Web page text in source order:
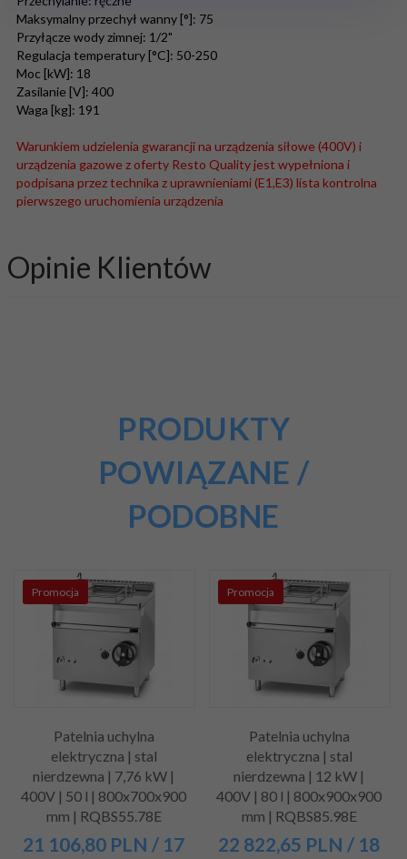
Maksymalny przechył wanny [°]: 75
Przyłącze wody zimnej: 1/2"
Regulacja temperatury [°C]: 50-250
Moc [kW]: 18
Zasilanie [V]: 400
Waga [kg]: 191
Warunkiem udzielenia gwarancji na urządzenia siłowe (400V) i
urządzenia gazowe z oferty Resto Quality jest wypełniona i
podpisana przez technika z uprawnieniami (E1,E3) lista kontrolna
pierwszego uruchomienia urządzenia
Opinie Klientów
PRODUKTY
POWIĄZANE /
PODOBNE
Promocja
Patelnia uchylna
elektryczna | stal
nierdzewna | 7,76 kW |
400V | 50 l | 800x700x900
mm | RQBS55.78E
21 106,80 PLN / 17
Promocja
Patelnia uchylna
elektryczna | stal
nierdzewna | 12 kW |
400V | 80 l | 800x900x900
mm | RQBS85.98E
22 822,65 PLN / 18